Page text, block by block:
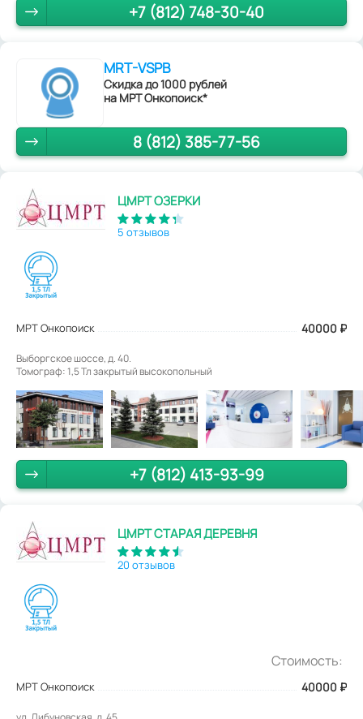
+7 (812) 748-30-40
MRT-VSPB
Скидка до 1000 рублей
на МРТ Онкопоиск*
8 (812) 385-77-56
ЦМРТ ОЗЕРКИ
5 отзывов
МРТ Онкопоиск 40000 ₽
Выборгское шоссе, д. 40.
Томограф: 1,5 Тл закрытый высокопольный
+7 (812) 413-93-99
ЦМРТ СТАРАЯ ДЕРЕВНЯ
20 отзывов
Стоимость:
МРТ Онкопоиск 40000 ₽